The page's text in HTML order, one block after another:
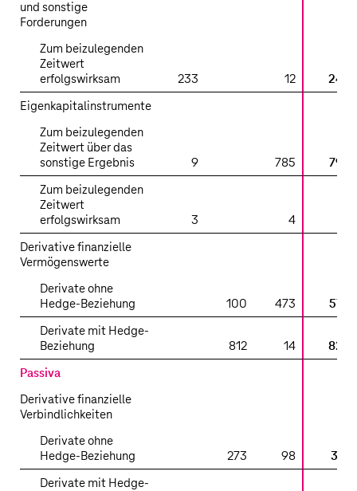
und sonstige
Forderungen
Zum beizulegenden
Zeitwert
erfolgswirksam
233 12
245
Eigenkapitalinstrumente
Zum beizulegenden
Zeitwert über das
sonstige Ergebnis
9 785
794
Zum beizulegenden
Zeitwert
erfolgswirksam
3 4
Derivative finanzielle
Vermögenswerte
Derivate ohne
Hedge-Beziehung
100 473
573
Derivate mit Hedge-
Beziehung
812 14
826
Passiva
Derivative finanzielle
Verbindlichkeiten
Derivate ohne
Hedge-Beziehung
273 98
371
Derivate mit Hedge-